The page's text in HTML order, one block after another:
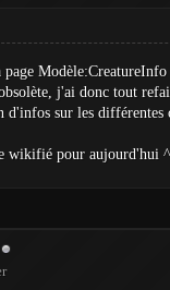
page
j'ai donc tout
sur les différentes
wikifié pour aujourd'hui